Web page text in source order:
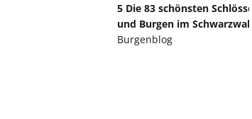
5 Die 83 schönsten Schlösser
und Burgen im Schwarzwald
Burgenblog